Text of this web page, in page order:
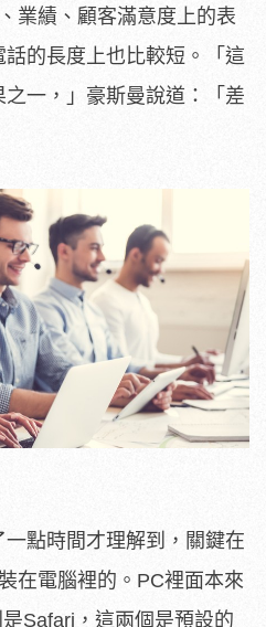
業績、顧客滿意度上的表
的長度上也比較短。「這
一，」豪斯曼說道：「差
點時間才理解到，關鍵在
在電腦裡的。PC裡面本來
Safari，這兩個是預設的